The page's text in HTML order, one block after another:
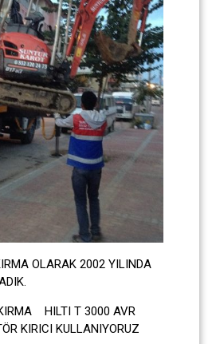
OLARAK 2002 YILINDA
HILTI T 3000 AVR
KIRICI KULLANIYORUZ